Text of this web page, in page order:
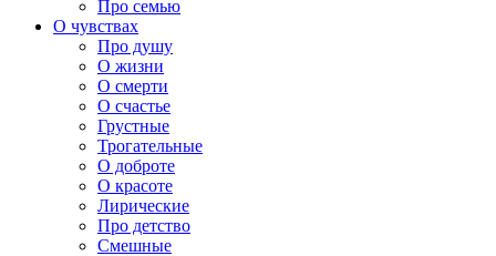
Про семью
О чувствах
Про душу
О жизни
О смерти
О счастье
Грустные
Трогательные
О доброте
О красоте
Лирические
Про детство
Смешные